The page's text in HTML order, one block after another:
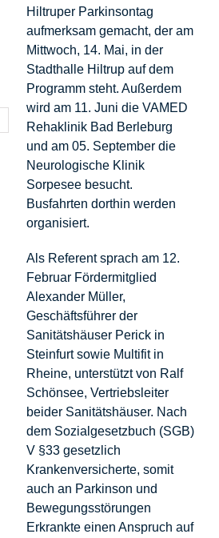
Hiltruper Parkinsontag
aufmerksam gemacht, der am
Mittwoch, 14. Mai, in der
Stadthalle Hiltrup auf dem
Programm steht. Außerdem
wird am 11. Juni die VAMED
Rehaklinik Bad Berleburg
und am 05. September die
Neurologische Klinik
Sorpesee besucht.
Busfahrten dorthin werden
organisiert.
Als Referent sprach am 12.
Februar Fördermitglied
Alexander Müller,
Geschäftsführer der
Sanitätshäuser Perick in
Steinfurt sowie Multifit in
Rheine, unterstützt von Ralf
Schönsee, Vertriebsleiter
beider Sanitätshäuser. Nach
dem Sozialgesetzbuch (SGB)
V §33 gesetzlich
Krankenversicherte, somit
auch an Parkinson und
Bewegungsstörungen
Erkrankte einen Anspruch auf